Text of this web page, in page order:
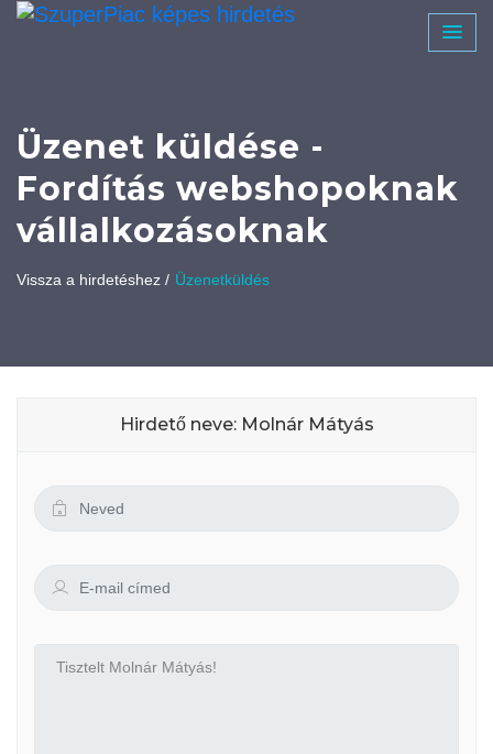
Üzenet küldése -
Fordítás webshopoknak
vállalkozásoknak
Vissza a hirdetéshez / Üzenetküldés
Hirdető neve: Molnár Mátyás